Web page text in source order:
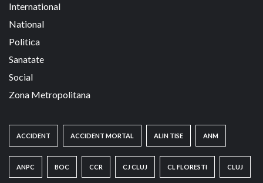
International
National
Politica
Sanatate
Social
Zona Metropolitana
ACCIDENT ACCIDENT MORTAL ALIN TISE ANM
ANPC BOC CCR CJ CLUJ CL FLORESTI CLUJ